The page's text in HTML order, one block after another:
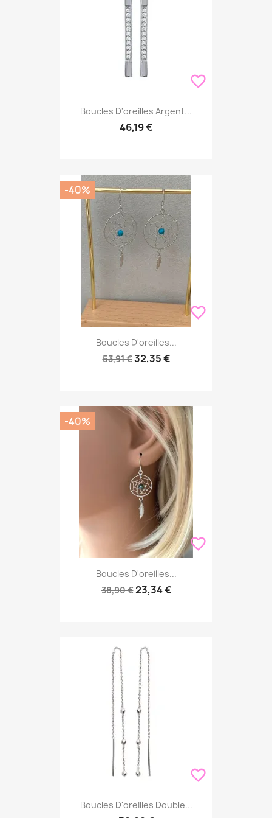
favorite_border
Boucles D'oreilles Argent...
46,19 €
favorite_border
Boucles D'oreilles...
53,91 €32,35 €
-40%
favorite_border
Boucles D'oreilles...
38,90 €23,34 €
-40%
favorite_border
Boucles D'oreilles Double...